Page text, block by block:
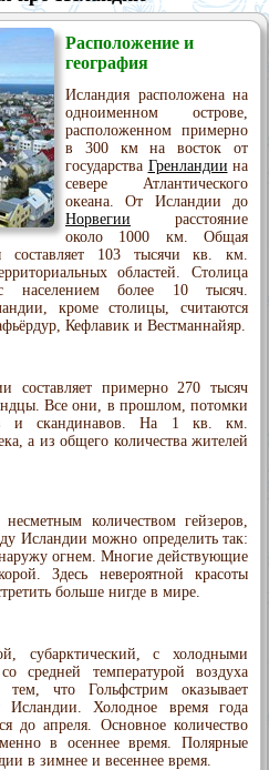
Расположение и
география
Исландия расположена на
одноименном острове,
расположенном примерно
в 300 км на восток от
государства Гренландии на
севере Атлантического
океана. От Исландии до
Норвегии расстояние
около 1000 км. Общая
составляет 103 тысячи кв. км.
областей. Столица
населением более 10 тысяч.
кроме столицы, считаются
Кефлавик и Вестманнайяр.
составляет примерно 270 тысяч
Все они, в прошлом, потомки
и скандинавов. На 1 кв. км.
а из общего количества жителей
количеством гейзеров,
Исландии можно определить так:
огнем. Многие действующие
Здесь невероятной красоты
больше нигде в мире.
субарктический, с холодными
средней температурой воздуха
тем, что Гольфстрим оказывает
Исландии. Холодное время года
до апреля. Основное количество
в осеннее время. Полярные
в зимнее и весеннее время.